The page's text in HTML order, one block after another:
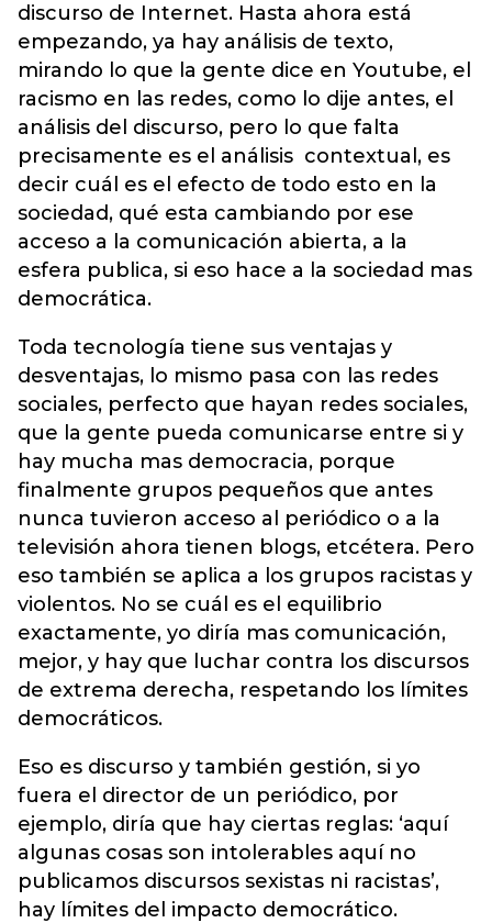
discurso de Internet. Hasta ahora está
empezando, ya hay análisis de texto,
mirando lo que la gente dice en Youtube, el
racismo en las redes, como lo dije antes, el
análisis del discurso, pero lo que falta
precisamente es el análisis contextual, es
decir cuál es el efecto de todo esto en la
sociedad, qué esta cambiando por ese
acceso a la comunicación abierta, a la
esfera publica, si eso hace a la sociedad mas
democrática.
Toda tecnología tiene sus ventajas y
desventajas, lo mismo pasa con las redes
sociales, perfecto que hayan redes sociales,
que la gente pueda comunicarse entre si y
hay mucha mas democracia, porque
finalmente grupos pequeños que antes
nunca tuvieron acceso al periódico o a la
televisión ahora tienen blogs, etcétera. Pero
eso también se aplica a los grupos racistas y
violentos. No se cuál es el equilibrio
exactamente, yo diría mas comunicación,
mejor, y hay que luchar contra los discursos
de extrema derecha, respetando los límites
democráticos.
Eso es discurso y también gestión, si yo
fuera el director de un periódico, por
ejemplo, diría que hay ciertas reglas: ‘aquí
algunas cosas son intolerables aquí no
publicamos discursos sexistas ni racistas’,
hay límites del impacto democrático.